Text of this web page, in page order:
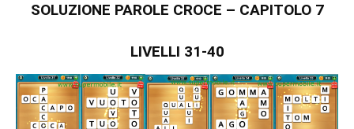
SOLUZIONE PAROLE CROCE – CAPITOLO 7
LIVELLI 31-40